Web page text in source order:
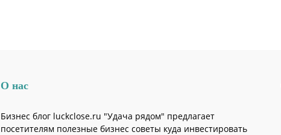
О нас
Бизнес блог luckclose.ru "Удача рядом" предлагает
посетителям полезные бизнес советы куда инвестировать